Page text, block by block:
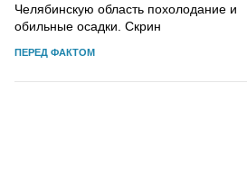
Челябинскую область похолодание и
обильные осадки. Скрин
ПЕРЕД ФАКТОМ